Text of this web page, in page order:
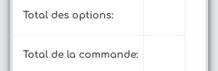
Total des options:
Total de la commande: